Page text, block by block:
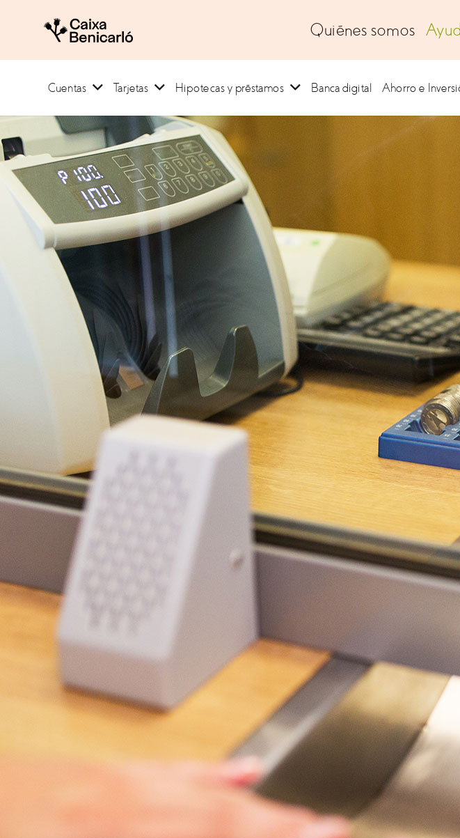
Quiénes somos
Cuentas Tarjetas Hipotecas y préstamos Banca digital Ahorro e